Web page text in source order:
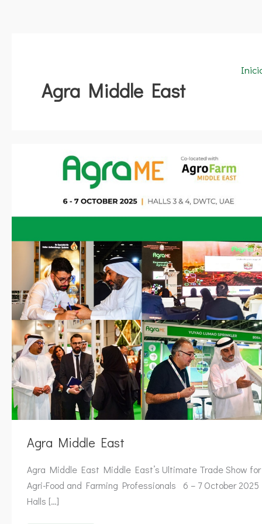
Agra Middle East
Agra Middle East
Agra Middle East Middle East’s Ultimate Trade Show for
Agri-Food and Farming Professionals 6 – 7 October 2025
Halls […]
Middle